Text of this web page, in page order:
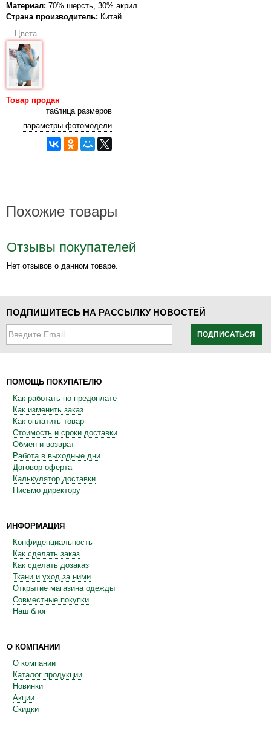
Материал: 70% шерсть, 30% акрил
Страна производитель: Китай
Цвета
Товар продан
таблица размеров
параметры фотомодели
Похожие товары
Отзывы покупателей
Нет отзывов о данном товаре.
ПОДПИШИТЕСЬ НА РАССЫЛКУ НОВОСТЕЙ
ПОДПИСАТЬСЯ
ПОМОЩЬ ПОКУПАТЕЛЮ
Как работать по предоплате
Как изменить заказ
Как оплатить товар
Стоимость и сроки доставки
Обмен и возврат
Работа в выходные дни
Договор оферта
Калькулятор доставки
Письмо директору
ИНФОРМАЦИЯ
Конфиденциальность
Как сделать заказ
Как сделать дозаказ
Ткани и уход за ними
Открытие магазина одежды
Совместные покупки
Наш блог
О КОМПАНИИ
О компании
Каталог продукции
Новинки
Акции
Скидки